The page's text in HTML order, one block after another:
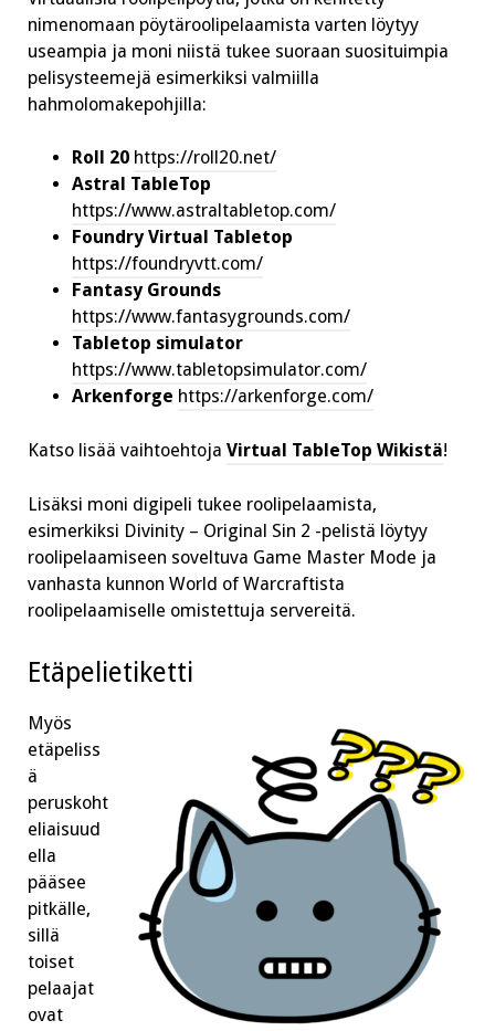
nimenomaan pöytäroolipelaamista varten löytyy
useampia ja moni niistä tukee suoraan suosituimpia
pelisysteemejä esimerkiksi valmiilla
hahmolomakepohjilla:
Roll 20 https://roll20.net/
Astral TableTop
https://www.astraltabletop.com/
Foundry Virtual Tabletop
https://foundryvtt.com/
Fantasy Grounds
https://www.fantasygrounds.com/
Tabletop simulator
https://www.tabletopsimulator.com/
Arkenforge https://arkenforge.com/
Katso lisää vaihtoehtoja Virtual TableTop Wikistä!
Lisäksi moni digipeli tukee roolipelaamista,
esimerkiksi Divinity – Original Sin 2 -pelistä löytyy
roolipelaamiseen soveltuva Game Master Mode ja
vanhasta kunnon World of Warcraftista
roolipelaamiselle omistettuja servereitä.
Etäpelietiketti
Myös
etäpeliss
ä
peruskoht
eliaisuud
ella
pääsee
pitkälle,
sillä
toiset
pelaajat
ovat